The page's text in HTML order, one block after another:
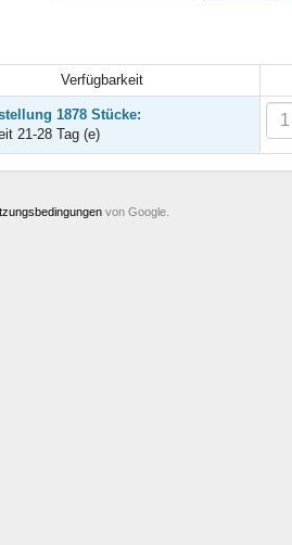
Verfügbarkeit
1878 Stücke:
21-28 Tag (e)
von Google.